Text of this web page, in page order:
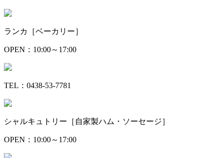
ランカ［ベーカリー］
OPEN：10:00～17:00
TEL：0438-53-7781
シャルキュトリー［自家製ハム・ソーセージ］
OPEN：10:00～17:00